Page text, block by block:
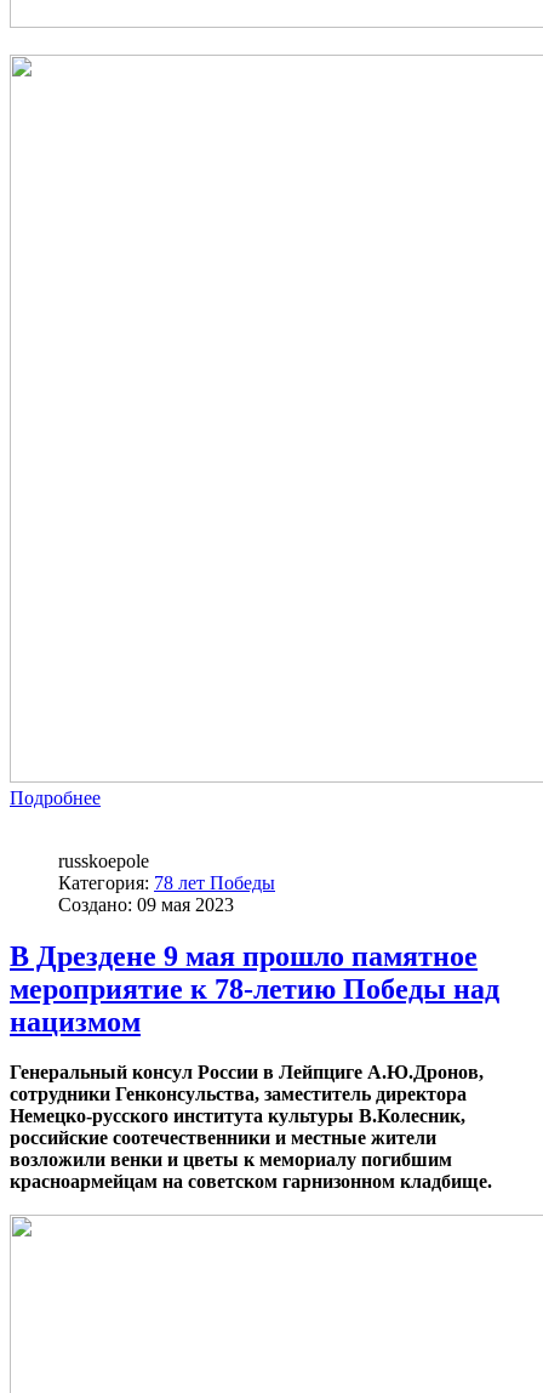
Подробнее
russkoepole
Категория: 78 лет Победы
Создано: 09 мая 2023
В Дрездене 9 мая прошло памятное
мероприятие к 78-летию Победы над
нацизмом
Генеральный консул России в Лейпциге А.Ю.Дронов,
сотрудники Генконсульства, заместитель директора
Немецко-русского института культуры В.Колесник,
российские соотечественники и местные жители
возложили венки и цветы к мемориалу погибшим
красноармейцам на советском гарнизонном кладбище.